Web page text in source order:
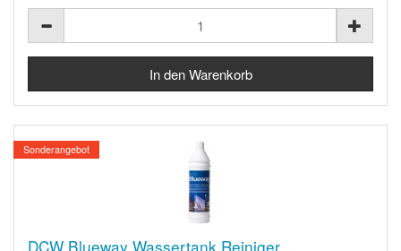
Sonderangebot
DCW Blueway Wassertank Reiniger